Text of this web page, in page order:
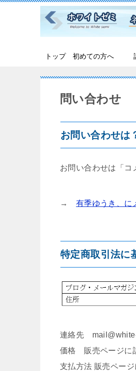
トップ 初めての方へ
問い合わせ
お問い合わせは
お問い合わせは「コ
→ 有季ゆうき、に
特定商取引法に
連絡先
価格 販売ページに
支払方法 販売ページ